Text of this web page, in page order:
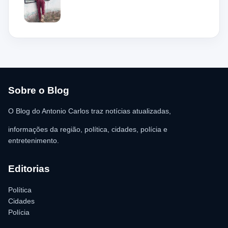
mas acabou ficando preso na grade do imóvel. Ao chegar ao
local, a guarnição encontrou o homem deitado no chão,
aparentando estar desacordado. De acordo com a vítima,
chegada dos policiais. O Serviço de Atendimento Móvel de
para as providências legais.
Sobre o Blog
O Blog do Antonio Carlos traz notícias atualizadas,
informações da região, política, cidades, polícia e
entretenimento.
Editorias
Política
Cidades
Polícia